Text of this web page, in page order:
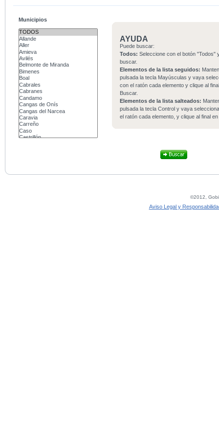
Municipios
AYUDA
Puede buscar:
Todos: Seleccione con el botón "Todos"
buscar.
Elementos de la lista seguidos:
pulsada la tecla Mayúsculas y vaya
con el ratón cada elemento y clique al
Buscar.
Elementos de la lista salteados:
pulsada la tecla Control y vaya
el ratón cada elemento, y clique al final
©2012,
Aviso Legal y